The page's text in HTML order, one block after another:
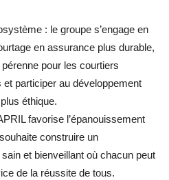
: le groupe s’engage en
en assurance plus durable,
pour les courtiers
participer au développement
éthique.
favorise l’épanouissement
construire un
et bienveillant où chacun peut
de la réussite de tous.